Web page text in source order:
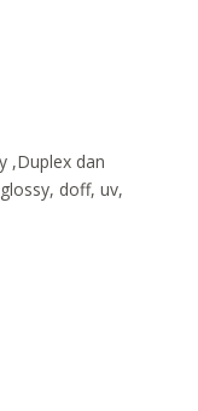
,Duplex dan
doff, uv,